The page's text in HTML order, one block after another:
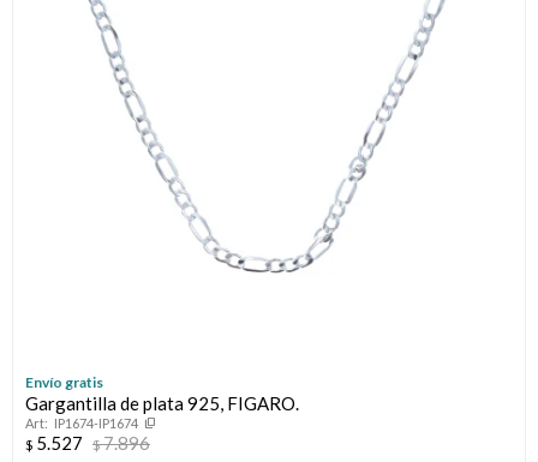
Envío gratis
Gargantilla de plata 925, FIGARO.
IP1674-IP1674
$ 5.527 $7.896